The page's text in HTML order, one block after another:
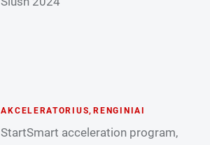
AKCELERATORIUS, RENGINIAI
StartSmart acceleration program,